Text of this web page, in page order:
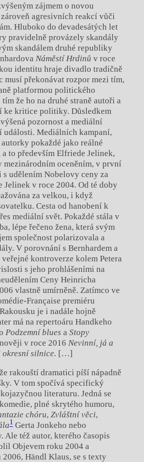
zájmem o novou
agresivních reakcí vůči
Hluboko do devadesátých let
pravidelně provázely skandály
skandálem druhé republiky
Náměstí Hrdinů v roce
identitu hraje divadlo tradičně
musí překonávat rozpor mezi tím,
platformou politického
že ho na druhé straně autoři a
kritice politiky. Důsledkem
pozornost a mediální
události. Mediálních kampaní,
pokaždé jako reálné
to především Elfriede Jelinek,
oceněním, v první
udělením Nobelovy ceny za
v roce 2004. Od té doby
za velkou, i když
Cesta od hanobení k
mediální svět. Pokaždé stála v
lépe řečeno žena, která svým
společnost polarizovala a
V porovnání s Bernhardem a
kontroverze kolem Petera
s jeho prohlášeními na
Ceny Heinricha
vlastně umírněně. Zatímco ve
Française premiéru
je i nadále hojně
má na repertoáru Handkeho
Podzemní blues a Stopy
v roce 2016 Nevinní, já a
okresní silnice. […]
rakouští dramatici píší nápadně
V tom spočívá specifický
literaturu. Jedná se
plné skrytého humoru,
chóru, Zvláštní věci,
1 Gerta Jonkeho nebo
Ale též autor, kterého časopis
Objevem roku 2004 a
Händl Klaus, se s texty